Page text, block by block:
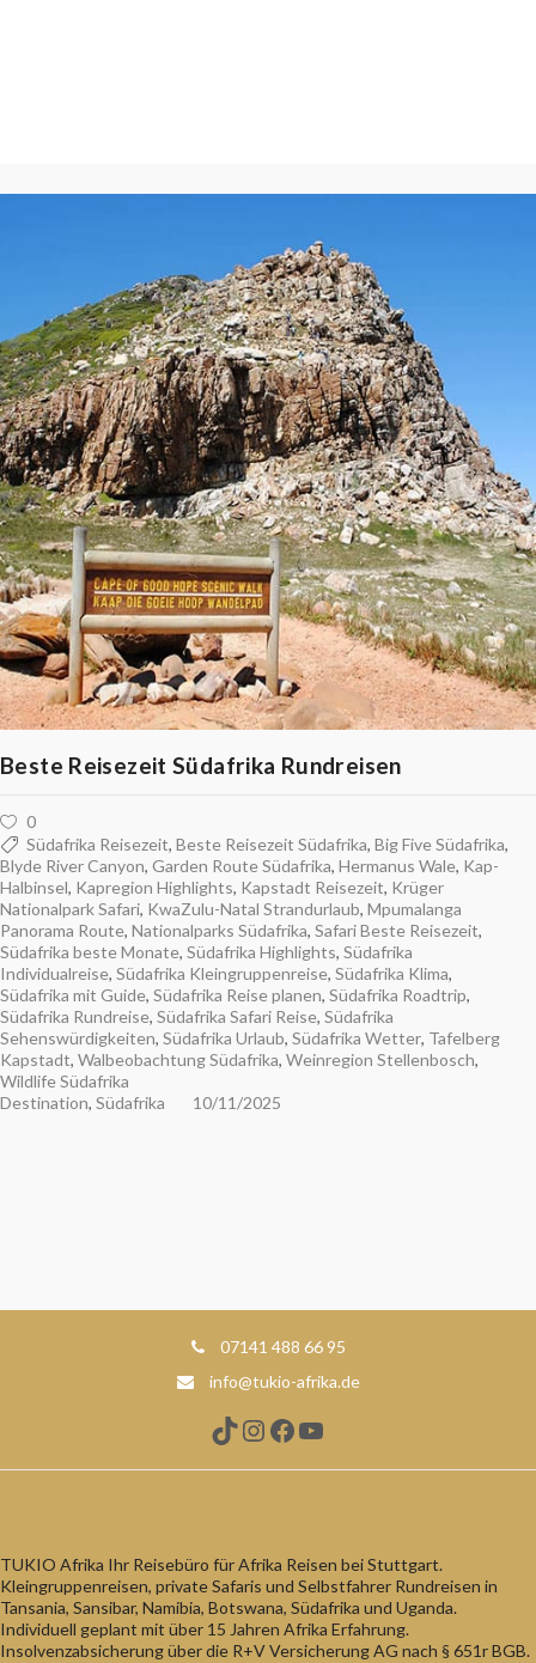
Beste Reisezeit Südafrika Rundreisen
0
Südafrika Reisezeit, Beste Reisezeit Südafrika, Big Five Südafrika,
Blyde River Canyon, Garden Route Südafrika, Hermanus Wale, Kap-
Halbinsel, Kapregion Highlights, Kapstadt Reisezeit, Krüger
Nationalpark Safari, KwaZulu-Natal Strandurlaub, Mpumalanga
Panorama Route, Nationalparks Südafrika, Safari Beste Reisezeit,
Südafrika beste Monate, Südafrika Highlights, Südafrika
Individualreise, Südafrika Kleingruppenreise, Südafrika Klima,
Südafrika mit Guide, Südafrika Reise planen, Südafrika Roadtrip,
Südafrika Rundreise, Südafrika Safari Reise, Südafrika
Sehenswürdigkeiten, Südafrika Urlaub, Südafrika Wetter, Tafelberg
Kapstadt, Walbeobachtung Südafrika, Weinregion Stellenbosch,
Wildlife Südafrika
Destination, Südafrika 10/11/2025
07141 488 66 95
info@tukio-afrika.de
TikTok
Instagram
Facebook
YouTube
TUKIO Afrika Ihr Reisebüro für Afrika Reisen bei Stuttgart.
Kleingruppenreisen, private Safaris und Selbstfahrer Rundreisen in
Tansania, Sansibar, Namibia, Botswana, Südafrika und Uganda.
Individuell geplant mit über 15 Jahren Afrika Erfahrung.
Insolvenzabsicherung über die R+V Versicherung AG nach § 651r BGB.